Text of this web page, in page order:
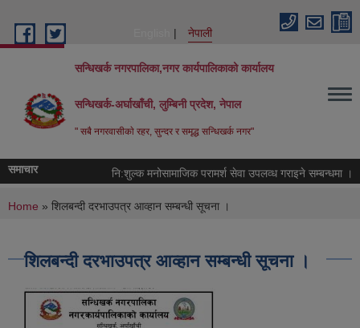
नेपाली
सन्धिखर्क नगरपालिका,नगर कार्यपालिकाको कार्यालय
सन्धिखर्क-अर्घाखाँची, लुम्बिनी प्रदेश, नेपाल
" सबै नगरवासीकाे रहर, सुन्दर र समृद्ध सन्धिखर्क नगर"
समाचार नि:शुल्क मनोसामाजिक परामर्श सेवा उपलव्ध गराइने सम्बन्धमा ।
You are here
Home » शिलबन्दी दरभाउपत्र आव्हान सम्बन्धी सूचना ।
शिलबन्दी दरभाउपत्र आव्हान सम्बन्धी सूचना ।